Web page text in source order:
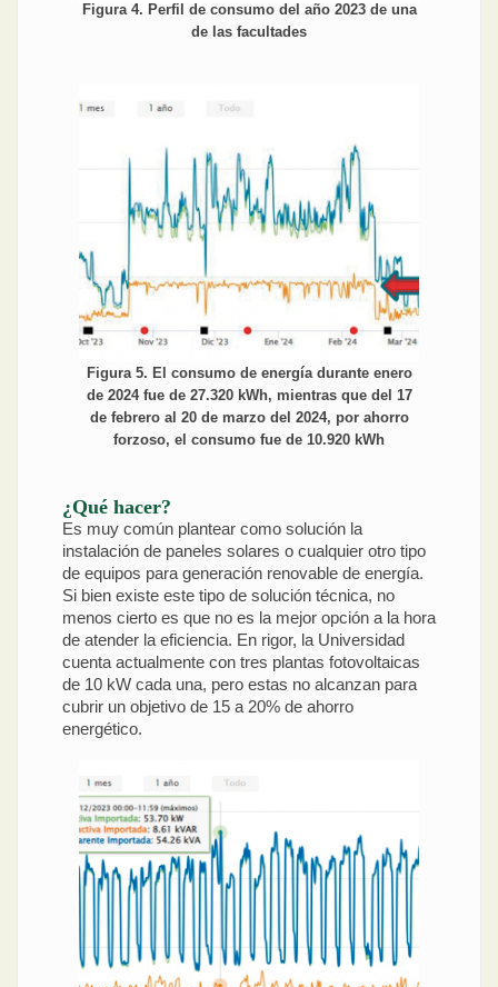
Figura 4. Perfil de consumo del año 2023 de una
de las facultades
Figura 5. El consumo de energía durante enero
de 2024 fue de 27.320 kWh, mientras que del 17
de febrero al 20 de marzo del 2024, por ahorro
forzoso, el consumo fue de 10.920 kWh
¿Qué hacer?
Es muy común plantear como solución la
instalación de paneles solares o cualquier otro tipo
de equipos para generación renovable de energía.
Si bien existe este tipo de solución técnica, no
menos cierto es que no es la mejor opción a la hora
de atender la eficiencia. En rigor, la Universidad
cuenta actualmente con tres plantas fotovoltaicas
de 10 kW cada una, pero estas no alcanzan para
cubrir un objetivo de 15 a 20% de ahorro
energético.